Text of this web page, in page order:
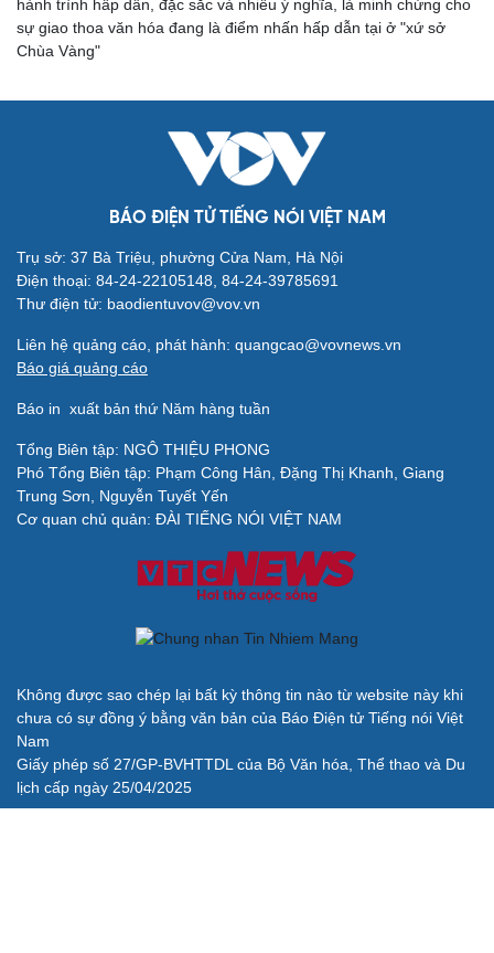
Cải chính
hành trình hấp dẫn, đặc sắc và nhiều ý nghĩa, là minh chứng cho
sự giao thoa văn hóa đang là điểm nhấn hấp dẫn tại ở "xứ sở
Chùa Vàng"
BÁO ĐIỆN TỬ TIẾNG NÓI VIỆT NAM
Trụ sở: 37 Bà Triệu, phường Cửa Nam, Hà Nội
Điện thoại: 84-24-22105148, 84-24-39785691
Thư điện tử: baodientuvov@vov.vn
Liên hệ quảng cáo, phát hành: quangcao@vovnews.vn
Báo giá quảng cáo
Báo in xuất bản thứ Năm hàng tuần
Tổng Biên tập: NGÔ THIỆU PHONG
Phó Tổng Biên tập: Phạm Công Hân, Đặng Thị Khanh, Giang
Trung Sơn, Nguyễn Tuyết Yến
Cơ quan chủ quản: ĐÀI TIẾNG NÓI VIỆT NAM
Không được sao chép lại bất kỳ thông tin nào từ website này khi
chưa có sự đồng ý bằng văn bản của Báo Điện tử Tiếng nói Việt
Nam
Giấy phép số 27/GP-BVHTTDL của Bộ Văn hóa, Thể thao và Du
lịch cấp ngày 25/04/2025